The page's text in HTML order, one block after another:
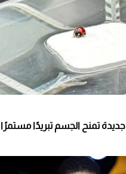
جديدة تمنح الجسم تبريدًا مستمرًا